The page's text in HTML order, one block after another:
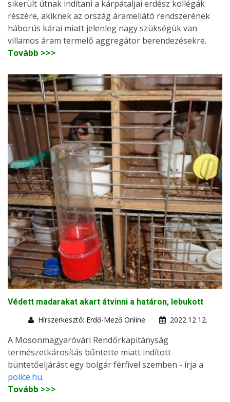
sikerült útnak indítani a kárpátaljai erdész kollégák
részére, akiknek az ország áramellátó rendszerének
háborús kárai miatt jelenleg nagy szükségük van
villamos áram termelő aggregátor berendezésekre.
Tovább >>>
Védett madarakat akart átvinni a határon, lebukott
Hírszerkesztő: Erdő-Mező Online
2022.12.12.
A Mosonmagyaróvári Rendőrkapitányság
természetkárosítás bűntette miatt indított
büntetőeljárást egy bolgár férfivel szemben - írja a
police.hu.
Tovább >>>